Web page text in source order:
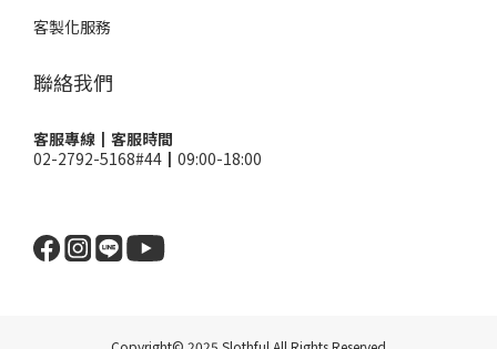
客製化服務
聯絡我們
客服專線┃客服時間
02-2792-5168#44┃09:00-18:00